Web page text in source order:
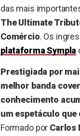
das mais
The Ultimate
Comércio. Os
plataforma Sympla
Prestigiada por
melhor banda
conhecimento
um espetáculo que
Formado por Carlos